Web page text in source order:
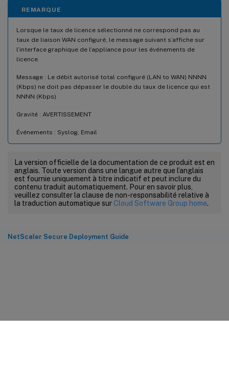
REMARQUE
Lorsque le taux de licence sélectionné ne correspond pas au
taux de liaison WAN configuré, le message suivant s’affiche sur
l’interface graphique de l’appliance pour les événements de
licence.
Message : Le débit autorisé total configuré (LAN to WAN) NNNN
(Kbps) ne doit pas dépasser le double du taux de licence qui est
NNNN (Kbps)
Gravité : AVERTISSEMENT
Événements : Syslog, Email
La version officielle de la documentation de ce produit est en
anglais. Toute version dans une langue autre que l’anglais
est fournie uniquement à titre indicatif et peut inclure du
contenu traduit automatiquement. Pour en savoir plus,
veuillez consulter la clause de non-responsabilité relative à
la traduction automatique sur Cloud Software Group home.
NetScaler Secure Deployment Guide